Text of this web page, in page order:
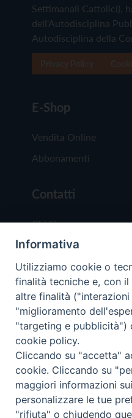
Settimanali Cattolici),
dell'Autodisciplina
Autodisciplina della
E-Shop
Vendita Online
Abbonamenti
Contatti
Chi Siamo
Redazione
Scrivici
Copyright © 2019
Trentina Editrice
Privacy Policy
Informativa
Utilizziamo cookie o
finalità tecniche e, con
altre finalità
"miglioramento
"targeting e pubblicità")
cookie policy.
Cliccando su "accetta"
cookie. Cliccando su
maggiori informazioni
personalizzare le tue
"rifiuta" o chiudendo